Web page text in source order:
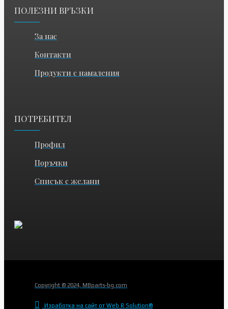
ПОЛЕЗНИ ВРЪЗКИ
За нас
Контакти
Продукти с намаления
ПОТРЕБИТЕЛ
Профил
Поръчки
Списък с желани
Copyright © 2024, MBparts-bg.com
Изработка на сайт от Web R Solution®